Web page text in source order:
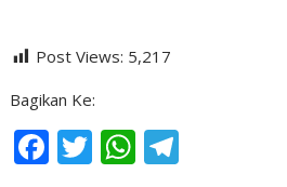
Post Views: 5,217
Bagikan Ke:
F T W